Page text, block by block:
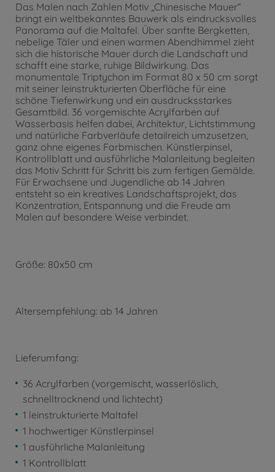
Das Malen nach Zahlen Motiv „Chinesische Mauer“
bringt ein weltbekanntes Bauwerk als eindrucksvolles
Panorama auf die Maltafel. Über sanfte Bergketten,
nebelige Täler und einen warmen Abendhimmel zieht
sich die historische Mauer durch die Landschaft und
schafft eine starke, ruhige Bildwirkung. Das
monumentale Triptychon im Format 80 x 50 cm sorgt
mit seiner leinstrukturierten Oberfläche für eine
schöne Tiefenwirkung und ein ausdrucksstarkes
Gesamtbild. 36 vorgemischte Acrylfarben auf
Wasserbasis helfen dabei, Architektur, Lichtstimmung
und natürliche Farbverläufe detailreich umzusetzen,
ganz ohne eigenes Farbmischen. Künstlerpinsel,
Kontrollblatt und ausführliche Malanleitung begleiten
das Motiv Schritt für Schritt bis zum fertigen Gemälde.
Für Erwachsene und Jugendliche ab 14 Jahren
entsteht so ein kreatives Landschaftsprojekt, das
Konzentration, Entspannung und die Freude am
Malen auf besondere Weise verbindet.
Größe: 80x50 cm
Altersempfehlung: ab 14 Jahren
Lieferumfang:
36 Acrylfarben (vorgemischt, wasserlöslich,
schnelltrocknend und lichtecht)
1 leinstrukturierte Maltafel
1 hochwertiger Künstlerpinsel
1 ausführliche Malanleitung
1 Kontrollblatt